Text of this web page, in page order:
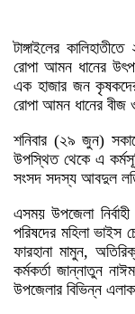
টাঙ্গাইলের
রোপা আমন ধানের
এক হাজার জন কৃষকদের
রোপা আমন ধানের বীজ
শনিবার (২৯ জুন)
উপস্থিত থেকে এ
সংসদ সদস্য আবদুল
এসময় উপজেলা
পরিষদের মহিলা ভাইস
ফারহানা মামুন,
কর্মকর্তা জান্নাতুন
উপজেলার বিভিন্ন